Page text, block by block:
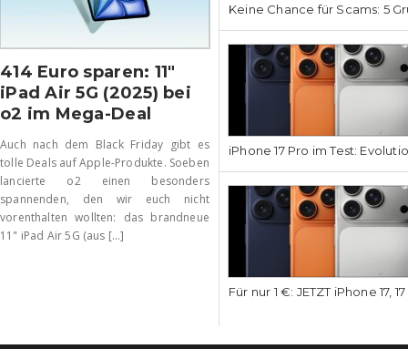
414 Euro sparen: 11″
iPad Air 5G (2025) bei
o2 im Mega-Deal
Auch nach dem Black Friday gibt es
tolle Deals auf Apple-Produkte. Soeben
lancierte o2 einen besonders
spannenden, den wir euch nicht
vorenthalten wollten: das brandneue
11" iPad Air 5G (aus [...]
Keine Chance für Scams: 5
iPhone 17 Pro im Test:
Für nur 1 €: JETZT iPhone 17,